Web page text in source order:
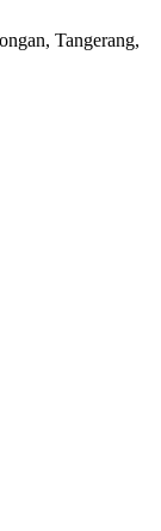
Tangerang,